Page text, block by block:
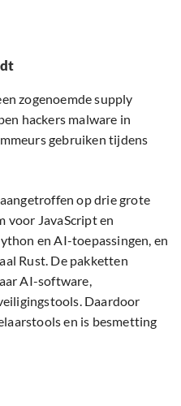
zogenoemde supply
hackers malware in
gebruiken tijdens
op drie grote
voor JavaScript en
en AI-toepassingen, en
Rust. De pakketten
AI-software,
Daardoor
en is besmetting